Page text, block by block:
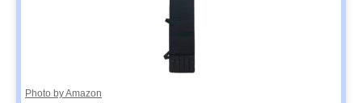
Photo by Amazon